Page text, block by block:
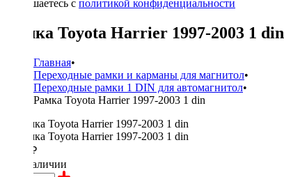
соглашаетесь с политикой конфиденциальности
Рамка Toyota Harrier 1997-2003 1 din
Главная•
Переходные рамки и карманы для магнитол•
Переходные рамки 1 DIN для автомагнитол•
Рамка Toyota Harrier 1997-2003 1 din
1100 ₽
в наличии